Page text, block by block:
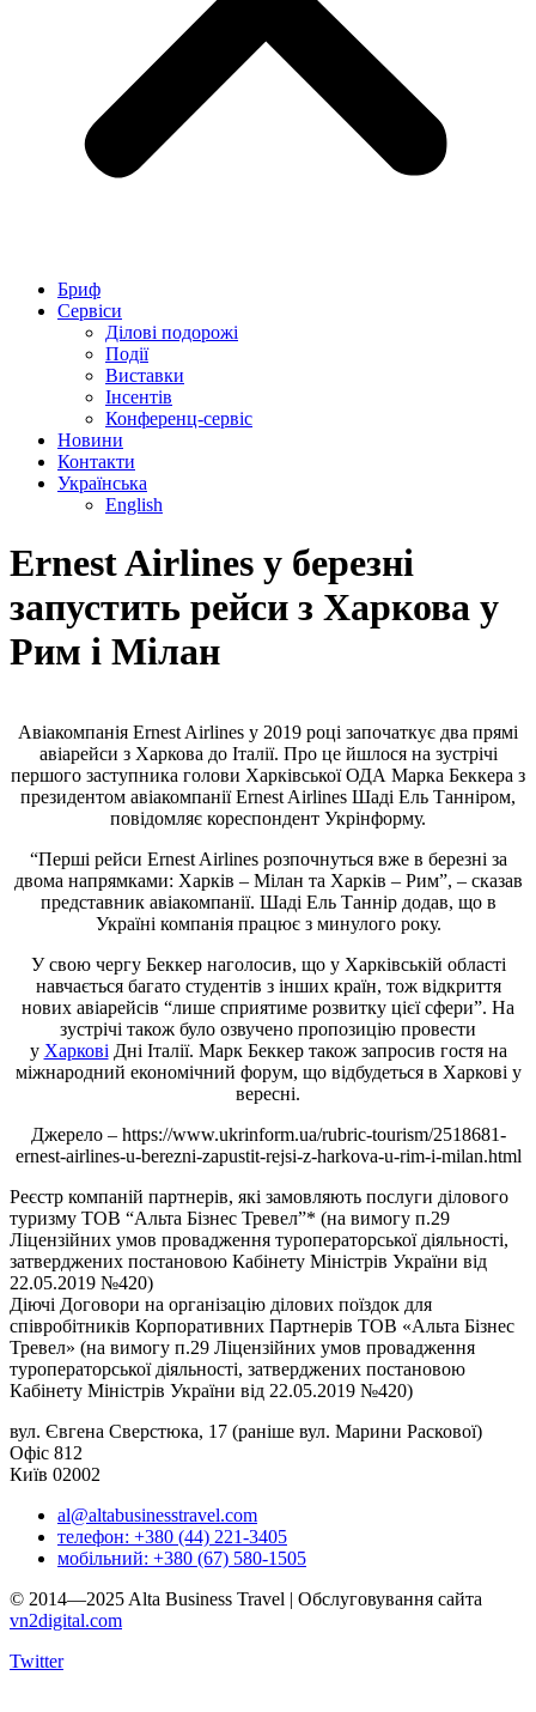
Бриф
Сервіси
Ділові подорожі
Події
Виставки
Інсентів
Конференц-сервіс
Новини
Контакти
Українська
English
Ernest Airlines у березні
запустить рейси з Харкова у
Рим і Мілан
Авіакомпанія Ernest Airlines у 2019 році започаткує два прямі
авіарейси з Харкова до Італії. Про це йшлося на зустрічі
першого заступника голови Харківської ОДА Марка Беккера з
президентом авіакомпанії Ernest Airlines Шаді Ель Танніром,
повідомляє кореспондент Укрінформу.
“Перші рейси Ernest Airlines розпочнуться вже в березні за
двома напрямками: Харків – Мілан та Харків – Рим”, – сказав
представник авіакомпанії. Шаді Ель Таннір додав, що в
Україні компанія працює з минулого року.
У свою чергу Беккер наголосив, що у Харківській області
навчається багато студентів з інших країн, тож відкриття
нових авіарейсів “лише сприятиме розвитку цієї сфери”. На
зустрічі також було озвучено пропозицію провести
у Харкові Дні Італії. Марк Беккер також запросив гостя на
міжнародний економічний форум, що відбудеться в Харкові у
вересні.
Джерело – https://www.ukrinform.ua/rubric-tourism/2518681-
ernest-airlines-u-berezni-zapustit-rejsi-z-harkova-u-rim-i-milan.html
Реєстр компаній партнерів, які замовляють послуги ділового
туризму ТОВ “Альта Бізнес Тревел”* (на вимогу п.29
Ліцензійних умов провадження туроператорської діяльності,
затверджених постановою Кабінету Міністрів України від
22.05.2019 №420)
Діючі Договори на організацію ділових поїздок для
співробітників Корпоративних Партнерів ТОВ «Альта Бізнес
Тревел» (на вимогу п.29 Ліцензійних умов провадження
туроператорської діяльності, затверджених постановою
Кабінету Міністрів України від 22.05.2019 №420)
вул. Євгена Сверстюка, 17 (раніше вул. Марини Раскової)
Офіс 812
Київ 02002
al@altabusinesstravel.com
телефон: +380 (44) 221-3405
мобільний: +380 (67) 580-1505
© 2014—2025 Alta Business Travel | Обслуговування сайта
vn2digital.com
Twitter